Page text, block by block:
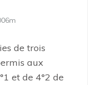
de trois
aux
et de 4°2 de